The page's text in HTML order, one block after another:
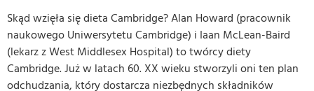
Skąd wzięła się dieta Cambridge? Alan Howard (pracownik
naukowego Uniwersytetu Cambridge) i Iaan McLean-Baird
(lekarz z West Middlesex Hospital) to twórcy diety
Cambridge. Już w latach 60. XX wieku stworzyli oni ten plan
odchudzania, który dostarcza niezbędnych składników